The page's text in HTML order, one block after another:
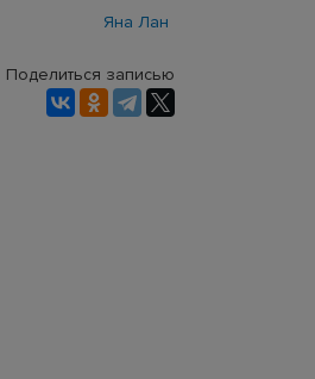
Яна Лан
Поделиться записью